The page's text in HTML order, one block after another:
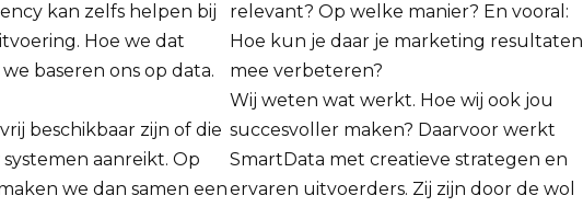
kan zelfs helpen bij
Hoe we dat
baseren ons op data.
beschikbaar zijn of die
aanreikt. Op
we dan samen een
relevant? Op welke manier? En vooral:
Hoe kun je daar je marketing resultaten
mee verbeteren?
Wij weten wat werkt. Hoe wij ook jou
succesvoller maken? Daarvoor werkt
SmartData met creatieve strategen en
ervaren uitvoerders. Zij zijn door de wol